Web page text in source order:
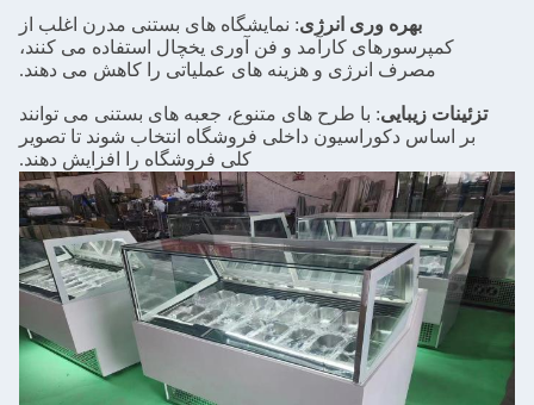
بهره وری انرژی: نمایشگاه های بستنی مدرن اغلب از
کمپرسورهای کارآمد و فن آوری یخچال استفاده می کنند،
مصرف انرژی و هزینه های عملیاتی را کاهش می دهند.
تزئینات زیبایی: با طرح های متنوع، جعبه های بستنی می توانند
بر اساس دکوراسیون داخلی فروشگاه انتخاب شوند تا تصویر
کلی فروشگاه را افزایش دهند.